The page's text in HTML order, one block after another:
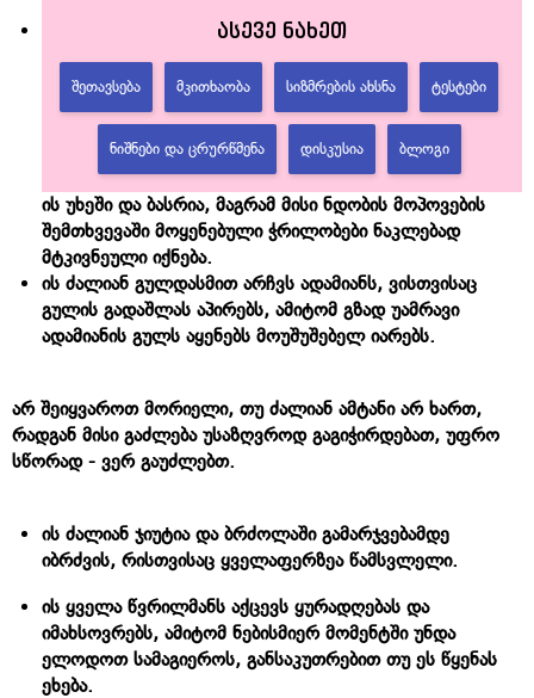
ასევე ნახეთ
ᲨᲔᲗᲐᲕᲡᲔᲑᲐ ᲛᲙᲘᲗᲮᲐᲝᲑᲐ ᲡᲘᲖᲛᲠᲔᲑᲘᲡ ᲐᲮᲡᲜᲐ ᲢᲔᲡᲢᲔᲑᲘ
ᲜᲘᲨᲜᲔᲑᲘ ᲓᲐ ᲪᲠᲣᲠᲬᲛᲔᲜᲐ ᲓᲘᲡᲙᲣᲡᲘᲐ ᲑᲚᲝᲒᲘ
ის უხეში და ბასრია, მაგრამ მისი ნდობის მოპოვების
შემთხვევაში მოყენებული ჭრილობები ნაკლებად
მტკივნეული იქნება.
ის ძალიან გულდასმით არჩვს ადამიანს, ვისთვისაც
გულის გადაშლას აპირებს, ამიტომ გზად უამრავი
ადამიანის გულს აყენებს მოუშუშებელ იარებს.
არ შეიყვაროთ მორიელი, თუ ძალიან ამტანი არ ხართ,
რადგან მისი გაძლება უსაზღვროდ გაგიჭირდებათ, უფრო
სწორად - ვერ გაუძლებთ.
ის ძალიან ჯიუტია და ბრძოლაში გამარჯვებამდე
იბრძვის, რისთვისაც ყველაფერზეა წამსვლელი.
ის ყველა წვრილმანს აქცევს ყურადღებას და
იმახსოვრებს, ამიტომ ნებისმიერ მომენტში უნდა
ელოდოთ სამაგიეროს, განსაკუთრებით თუ ეს წყენას
ეხება.